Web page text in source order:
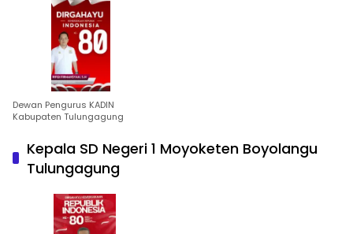
Dewan Pengurus KADIN
Kabupaten Tulungagung
Kepala SD Negeri 1 Moyoketen Boyolangu
Tulungagung